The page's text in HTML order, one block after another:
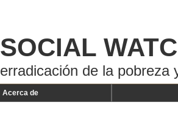
SOCIAL
erradicación de la pobreza
Acerca de